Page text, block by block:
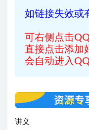
如链接失效或
可右侧点击
直接点击添加
会自动进入
讲义